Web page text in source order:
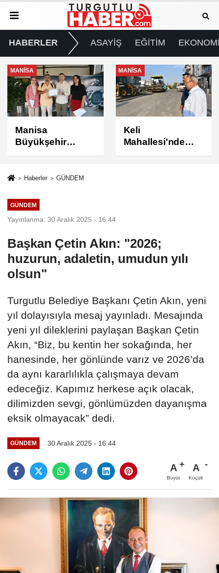
HABERLER ASAYİŞ EĞİTİM
MANİSA
Keli
Mahallesi'nde
Asfalt Çalışması
MANİSA
BAŞKAN ŞİMŞEK
SAHADAKİ
ÇALIŞMALARI
Haberler GÜNDEM
GÜNDEM
Yayınlanma: 30 Aralık 2025 - 16:44
Başkan Çetin Akın: "2026;
huzurun, adaletin, umudun yılı
olsun"
Turgutlu Belediye Başkanı Çetin Akın, yeni
yıl dolayısıyla mesaj yayınladı. Mesajında
yeni yıl dileklerini paylaşan Başkan Çetin
Akın, “Biz, bu kentin her sokağında, her
hanesinde, her gönlünde varız ve 2026’da
da aynı kararlılıkla çalışmaya devam
edeceğiz. Kapımız herkese açık olacak,
dilimizden sevgi, gönlümüzden dayanışma
eksik olmayacak” dedi.
GÜNDEM 30 Aralık 2025 - 16:44
A
Büyüt
A
Küçült